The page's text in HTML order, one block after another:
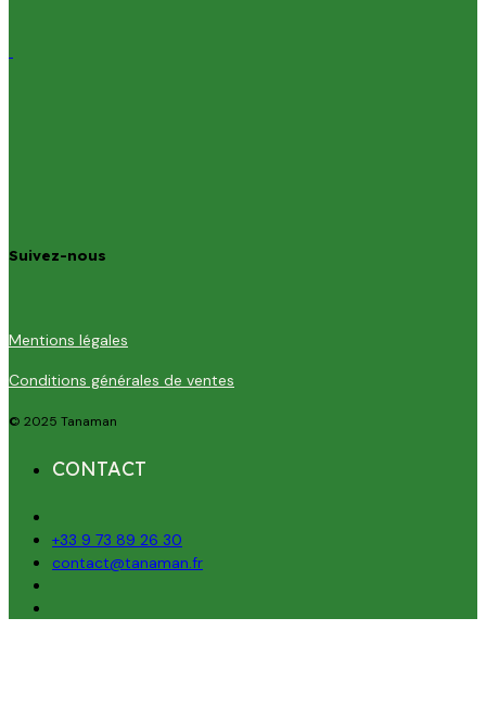
Suivez-nous
Mentions légales
Conditions générales de ventes
© 2025 Tanaman
CONTACT
+33 9 73 89 26 30
contact@tanaman.fr